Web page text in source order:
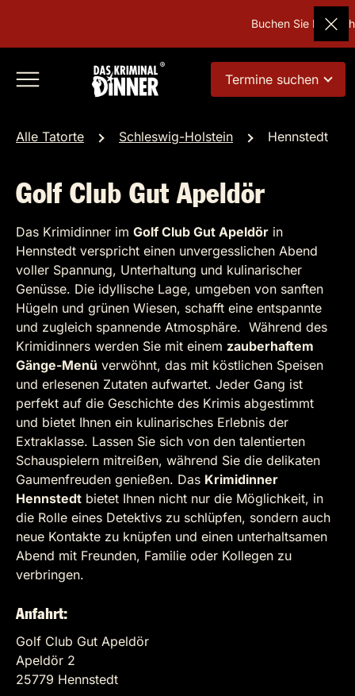
Buchen Sie
Termine suchen
Alle Tatorte Schleswig-Holstein Hennstedt
Golf Club Gut Apeldör
Das Krimidinner im Golf Club Gut Apeldör in
Hennstedt verspricht einen unvergesslichen Abend
voller Spannung, Unterhaltung und kulinarischer
Genüsse. Die idyllische Lage, umgeben von sanften
Hügeln und grünen Wiesen, schafft eine entspannte
und zugleich spannende Atmosphäre. Während des
Krimidinners werden Sie mit einem zauberhaftem
Gänge-Menü verwöhnt, das mit köstlichen Speisen
und erlesenen Zutaten aufwartet. Jeder Gang ist
perfekt auf die Geschichte des Krimis abgestimmt
und bietet Ihnen ein kulinarisches Erlebnis der
Extraklasse. Lassen Sie sich von den talentierten
Schauspielern mitreißen, während Sie die delikaten
Gaumenfreuden genießen. Das Krimidinner
Hennstedt bietet Ihnen nicht nur die Möglichkeit, in
die Rolle eines Detektivs zu schlüpfen, sondern auch
neue Kontakte zu knüpfen und einen unterhaltsamen
Abend mit Freunden, Familie oder Kollegen zu
verbringen.
Anfahrt:
Golf Club Gut Apeldör
Apeldör 2
25779 Hennstedt